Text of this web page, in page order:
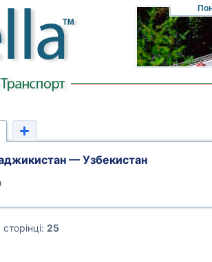
— Узбекистан
25